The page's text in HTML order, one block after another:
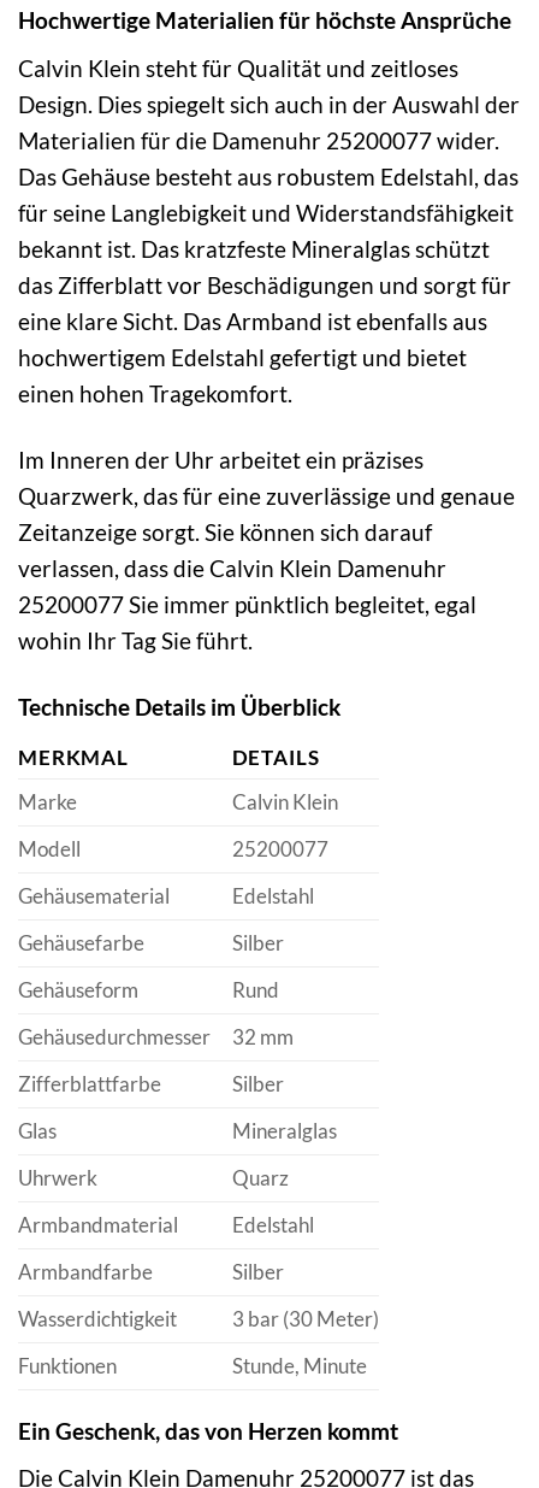
Hochwertige Materialien für höchste Ansprüche
Calvin Klein steht für Qualität und zeitloses
Design. Dies spiegelt sich auch in der Auswahl der
Materialien für die Damenuhr 25200077 wider.
Das Gehäuse besteht aus robustem Edelstahl, das
für seine Langlebigkeit und Widerstandsfähigkeit
bekannt ist. Das kratzfeste Mineralglas schützt
das Zifferblatt vor Beschädigungen und sorgt für
eine klare Sicht. Das Armband ist ebenfalls aus
hochwertigem Edelstahl gefertigt und bietet
einen hohen Tragekomfort.
Im Inneren der Uhr arbeitet ein präzises
Quarzwerk, das für eine zuverlässige und genaue
Zeitanzeige sorgt. Sie können sich darauf
verlassen, dass die Calvin Klein Damenuhr
25200077 Sie immer pünktlich begleitet, egal
wohin Ihr Tag Sie führt.
Technische Details im Überblick
MERKMAL
DETAILS
Marke
Calvin Klein
Modell
25200077
Gehäusematerial
Edelstahl
Gehäusefarbe
Silber
Gehäuseform
Rund
Gehäusedurchmesser
32 mm
Zifferblattfarbe
Silber
Glas
Mineralglas
Uhrwerk
Quarz
Armbandmaterial
Edelstahl
Armbandfarbe
Silber
Wasserdichtigkeit
3 bar (30 Meter)
Funktionen
Stunde, Minute
Ein Geschenk, das von Herzen kommt
Die Calvin Klein Damenuhr 25200077 ist das